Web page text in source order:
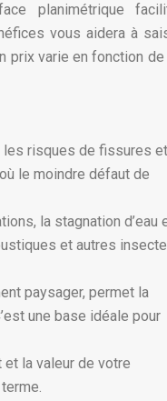
planimétrique
vous aidera à
prix varie en fonction de
les risques de fissures et
le moindre défaut de
la stagnation d’eau
et autres
paysager, permet la
une base idéale pour
et la valeur de votre